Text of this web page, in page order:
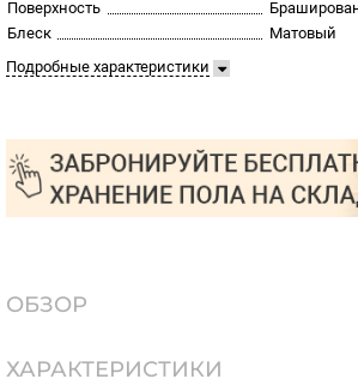
Поверхность
Блеск
Матовый
Подробные характеристики
ОБЗОР
ХАРАКТЕРИСТИКИ